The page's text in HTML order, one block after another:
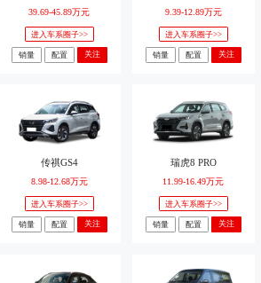
39.69-45.89万元
进入车系圈子>>
销量 配置 关注
9.39-12.89万元
进入车系圈子>>
销量 配置 关注
传祺GS4
8.98-12.68万元
进入车系圈子>>
销量 配置 关注
瑞虎8 PRO
11.99-16.49万元
进入车系圈子>>
销量 配置 关注